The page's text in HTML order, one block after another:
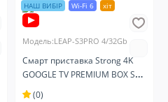
НАШ ВИБІР Wi-Fi 6 хіт
Модель:LEAP-S3PRO 4/32Gb
Смарт приставка Strong 4K
GOOGLE TV PREMIUM BOX S3
PRO
(0)